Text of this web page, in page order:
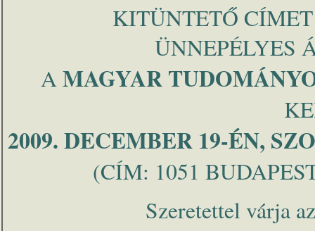
KITÜNTETŐ
ÜNNEPÉLYES
AMAGYAR
2009. DECEMBER 19-ÉN,
(CÍM: 1051
Szeretettel várja